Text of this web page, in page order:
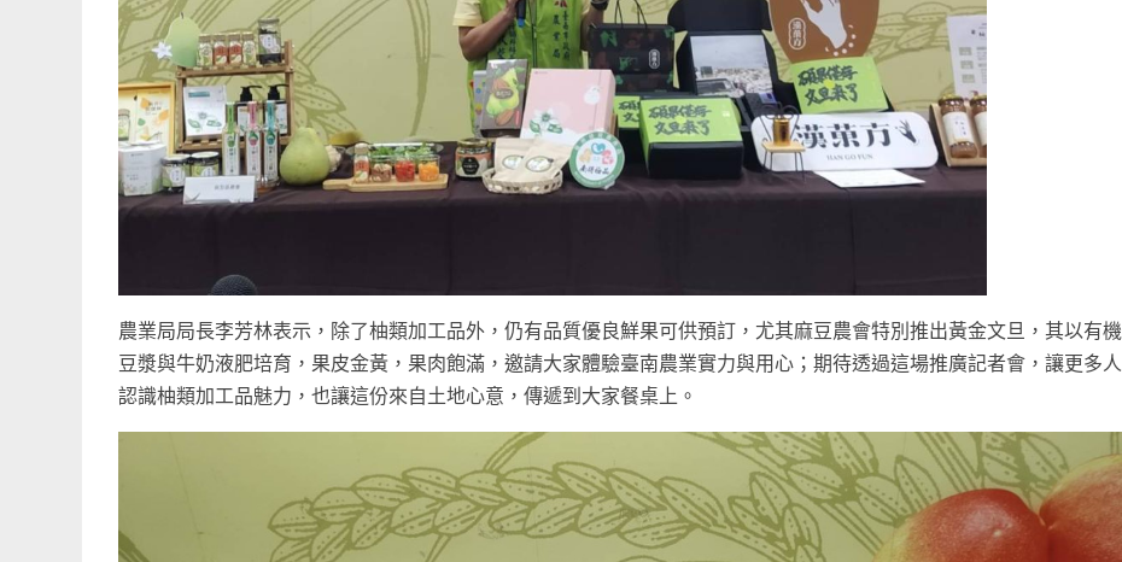
農業局局長李芳林表示，除了柚類加工品外，仍有品質優良鮮果可供預訂，尤其麻豆農會特別推出黃金文旦，其以有機
豆漿與牛奶液肥培育，果皮金黃，果肉飽滿，邀請大家體驗臺南農業實力與用心；期待透過這場推廣記者會，讓更多人
認識柚類加工品魅力，也讓這份來自土地心意，傳遞到大家餐桌上。